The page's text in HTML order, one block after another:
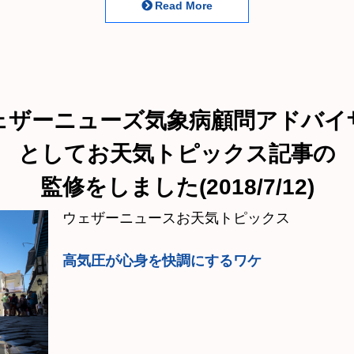
Read More
ザーニューズ気象病顧問アドバイ
としてお天気トピックス記事の
監修をしました(2018/7/12)
ウェザーニュースお天気トピックス
高気圧が心身を快調にするワケ